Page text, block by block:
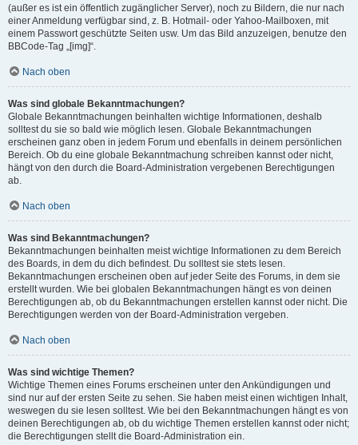
(außer es ist ein öffentlich zugänglicher Server), noch zu Bildern, die nur nach
einer Anmeldung verfügbar sind, z. B. Hotmail- oder Yahoo-Mailboxen, mit
einem Passwort geschützte Seiten usw. Um das Bild anzuzeigen, benutze den
BBCode-Tag „[img]“.
Nach oben
Was sind globale Bekanntmachungen?
Globale Bekanntmachungen beinhalten wichtige Informationen, deshalb
solltest du sie so bald wie möglich lesen. Globale Bekanntmachungen
erscheinen ganz oben in jedem Forum und ebenfalls in deinem persönlichen
Bereich. Ob du eine globale Bekanntmachung schreiben kannst oder nicht,
hängt von den durch die Board-Administration vergebenen Berechtigungen
ab.
Nach oben
Was sind Bekanntmachungen?
Bekanntmachungen beinhalten meist wichtige Informationen zu dem Bereich
des Boards, in dem du dich befindest. Du solltest sie stets lesen.
Bekanntmachungen erscheinen oben auf jeder Seite des Forums, in dem sie
erstellt wurden. Wie bei globalen Bekanntmachungen hängt es von deinen
Berechtigungen ab, ob du Bekanntmachungen erstellen kannst oder nicht. Die
Berechtigungen werden von der Board-Administration vergeben.
Nach oben
Was sind wichtige Themen?
Wichtige Themen eines Forums erscheinen unter den Ankündigungen und
sind nur auf der ersten Seite zu sehen. Sie haben meist einen wichtigen Inhalt,
weswegen du sie lesen solltest. Wie bei den Bekanntmachungen hängt es von
deinen Berechtigungen ab, ob du wichtige Themen erstellen kannst oder nicht;
die Berechtigungen stellt die Board-Administration ein.